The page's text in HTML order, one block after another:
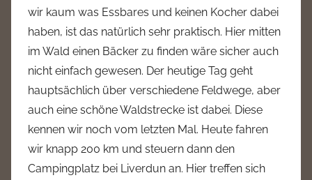
wir kaum was Essbares und keinen Kocher dabei
haben, ist das natürlich sehr praktisch. Hier mitten
im Wald einen Bäcker zu finden wäre sicher auch
nicht einfach gewesen. Der heutige Tag geht
hauptsächlich über verschiedene Feldwege, aber
auch eine schöne Waldstrecke ist dabei. Diese
kennen wir noch vom letzten Mal. Heute fahren
wir knapp 200 km und steuern dann den
Campingplatz bei Liverdun an. Hier treffen sich